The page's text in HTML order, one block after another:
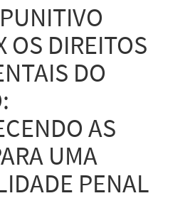
OS DIREITOS
DO
AS
UMA
PENAL